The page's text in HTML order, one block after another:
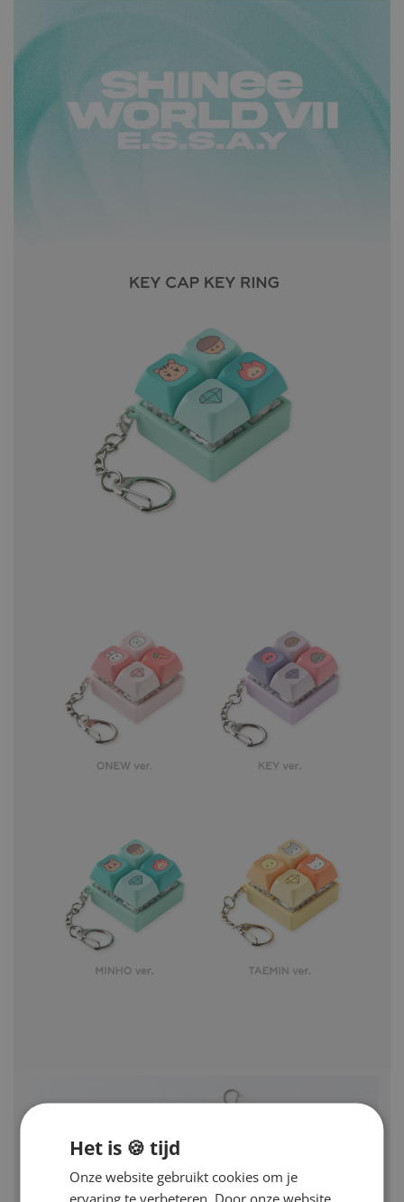
Het is 🍪 tijd
Onze website gebruikt cookies om je
ervaring te verbeteren. Door onze website